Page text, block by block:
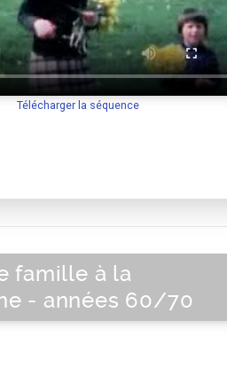
Télécharger la séquence
famille à la
- années 60/70